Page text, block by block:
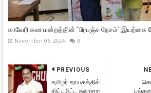
காவேரி கலா மன்றத்தின் "பிரபஞ்ச நேசம்" இயற்கை
November 06, 2024 0
PREVIOUS
தமிழர் தாயகத்தில்
திட்டமிட்ட கலாசார